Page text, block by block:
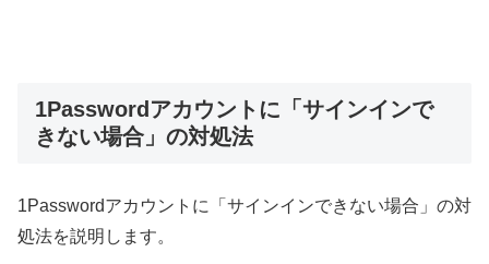
1Passwordアカウントに「サインインで
きない場合」の対処法
1Passwordアカウントに「サインインできない場合」の対
処法を説明します。